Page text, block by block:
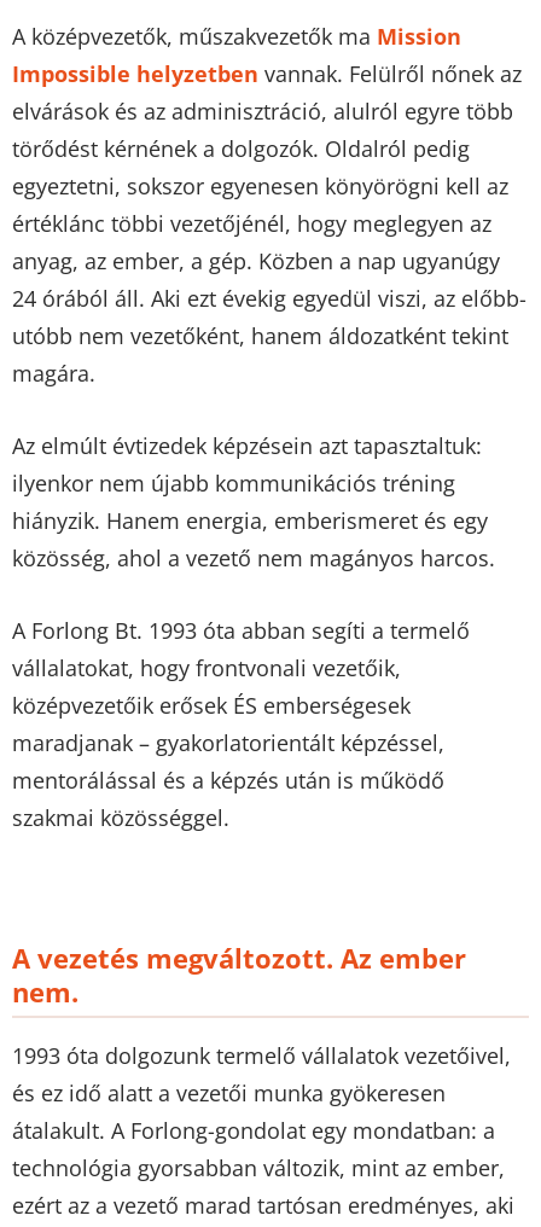
A középvezetők, műszakvezetők ma Mission
Impossible helyzetben vannak. Felülről nőnek az
elvárások és az adminisztráció, alulról egyre több
törődést kérnének a dolgozók. Oldalról pedig
egyeztetni, sokszor egyenesen könyörögni kell az
értéklánc többi vezetőjénél, hogy meglegyen az
anyag, az ember, a gép. Közben a nap ugyanúgy
24 órából áll. Aki ezt évekig egyedül viszi, az előbb-
utóbb nem vezetőként, hanem áldozatként tekint
magára.
Az elmúlt évtizedek képzésein azt tapasztaltuk:
ilyenkor nem újabb kommunikációs tréning
hiányzik. Hanem energia, emberismeret és egy
közösség, ahol a vezető nem magányos harcos.
A Forlong Bt. 1993 óta abban segíti a termelő
vállalatokat, hogy frontvonali vezetőik,
középvezetőik erősek ÉS emberségesek
maradjanak – gyakorlatorientált képzéssel,
mentorálással és a képzés után is működő
szakmai közösséggel.
A vezetés megváltozott. Az ember
nem.
1993 óta dolgozunk termelő vállalatok vezetőivel,
és ez idő alatt a vezetői munka gyökeresen
átalakult. A Forlong-gondolat egy mondatban: a
technológia gyorsabban változik, mint az ember,
ezért az a vezető marad tartósan eredményes, aki